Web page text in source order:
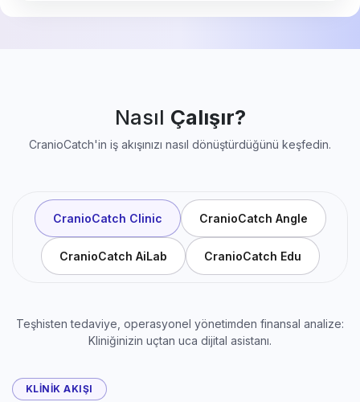
Nasıl Çalışır?
CranioCatch'in iş akışınızı nasıl dönüştürdüğünü keşfedin.
CranioCatch Clinic CranioCatch Angle
CranioCatch AiLab CranioCatch Edu
Teşhisten tedaviye, operasyonel yönetimden finansal analize:
Kliniğinizin uçtan uca dijital asistanı.
KLINIK AKIŞI